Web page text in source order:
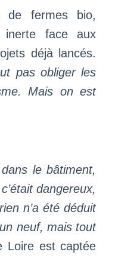
de fermes bio,
inerte face aux
déjà lancés.
pas obliger les
Mais on est
le bâtiment,
dangereux,
n’a été déduit
neuf, mais tout
Loire est captée